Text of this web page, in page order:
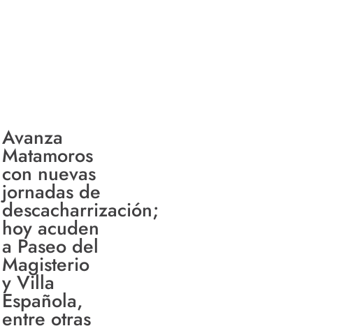
Avanza
Matamoros
con nuevas
jornadas de
descacharrización;
hoy acuden
a Paseo del
Magisterio
y Villa
Española,
entre otras